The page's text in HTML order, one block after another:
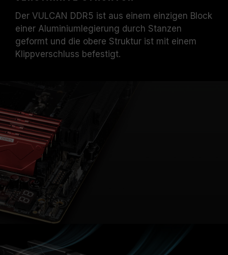
Der VULCAN DDR5 ist aus einem einzigen Block
einer Aluminiumlegierung durch Stanzen
geformt und die obere Struktur ist mit einem
Klippverschluss befestigt.